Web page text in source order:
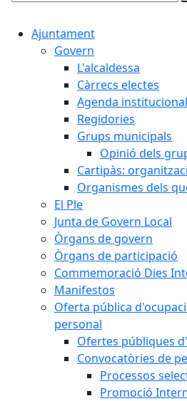
Cercar:
Ajuntament
Govern
L'alcaldessa
Càrrecs electes
Agenda institucional
Regidories
Grups municipals
Opinió dels
Cartipàs:
Organismes dels
El Ple
Junta de Govern Local
Òrgans de govern
Òrgans de participació
Commemoració Dies
Manifestos
Oferta pública
personal
Ofertes públiques
Convocatòries de
Processos
Promoció